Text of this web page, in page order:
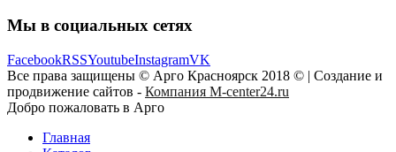
Мы в социальных сетях
FacebookRSSYoutubeInstagramVK
Все права защищены © Арго Красноярск 2018 © | Создание и
продвижение сайтов - Компания M-center24.ru
Добро пожаловать в Арго
Главная